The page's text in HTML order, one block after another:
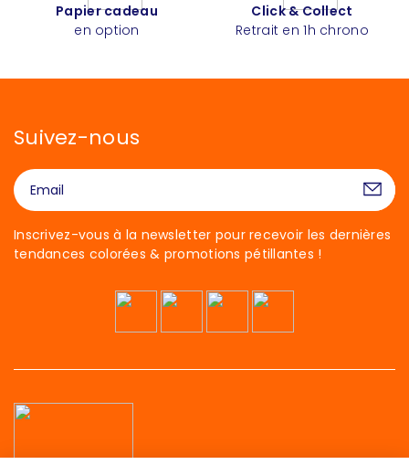
Papier cadeau
en option
Click & Collect
Retrait en 1h chrono
Suivez-nous
Inscrivez-vous à la newsletter pour recevoir les dernières
tendances colorées & promotions pétillantes !